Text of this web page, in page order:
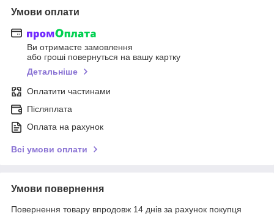
Умови оплати
Ви отримаєте замовлення
або гроші повернуться на вашу картку
Детальніше
Оплатити частинами
Післяплата
Оплата на рахунок
Всі умови оплати
Умови повернення
Повернення товару впродовж 14 днів за рахунок покупця